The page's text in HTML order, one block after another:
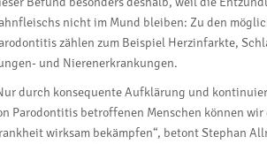
nicht im Mund bleiben: Zu den
zählen zum Beispiel Herzinfarkte,
und Nierenerkrankungen.
durch konsequente Aufklärung und
Parodontitis betroffenen Menschen können
wirksam bekämpfen“, betont Stephan